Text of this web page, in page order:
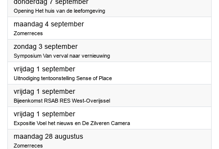
Opening Het huis van de leefomgeving
maandag 4 september2023
Zomerreces
zondag 3 september2023
Symposium Van verval naar vernieuwing
vrijdag 1 september2023
Uitnodiging tentoonstelling Sense of Place
vrijdag 1 september2023
Bijeenkomst RSAB RES West-Overijssel
vrijdag 1 september2023
Expositie Voel het nieuws en De Zilveren Camera
maandag 28 augustus2023
Zomerreces